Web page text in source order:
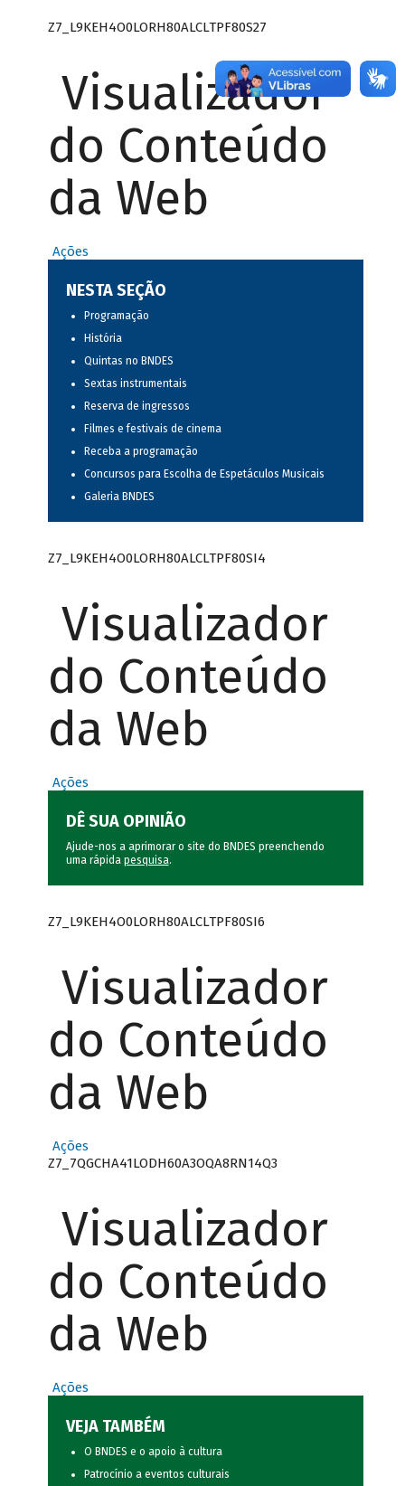
Z7_L9KEH4O0LORH80ALCLTPF80S27
Visualizador
do Conteúdo
da Web
Ações
NESTA SEÇÃO
Programação
História
Quintas no BNDES
Sextas instrumentais
Reserva de ingressos
Filmes e festivais de cinema
Receba a programação
Concursos para Escolha de Espetáculos Musicais
Galeria BNDES
Z7_L9KEH4O0LORH80ALCLTPF80SI4
Visualizador
do Conteúdo
da Web
Ações
DÊ SUA OPINIÃO
Ajude-nos a aprimorar o site do BNDES preenchendo
uma rápida pesquisa.
Z7_L9KEH4O0LORH80ALCLTPF80SI6
Visualizador
do Conteúdo
da Web
Ações
Z7_7QGCHA41LODH60A3OQA8RN14Q3
Visualizador
do Conteúdo
da Web
Ações
VEJA TAMBÉM
O BNDES e o apoio à cultura
Patrocínio a eventos culturais